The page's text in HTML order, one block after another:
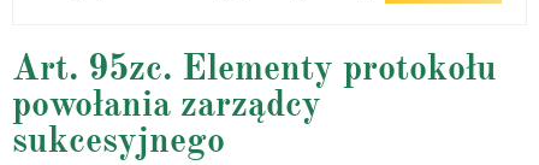
Art. 95zc. Elementy protokołu
powołania zarządcy
sukcesyjnego